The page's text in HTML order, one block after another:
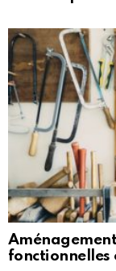
fonctionnelles